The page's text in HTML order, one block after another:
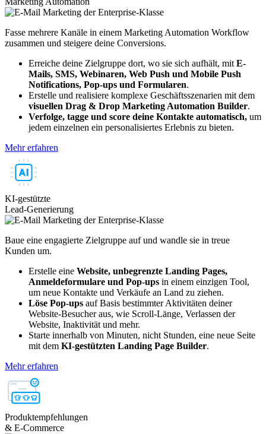
Fasse mehrere Kanäle in einem Marketing Automation Workflow
zusammen und steigere deine Conversions.
Erreiche deine Zielgruppe dort, wo sie sich aufhält, mit E-
Mails, SMS, Webinaren, Web Push und Mobile Push
Notifications, Pop-ups und Formularen.
Erstelle und realisiere komplexe Geschäftsszenarien mit dem
visuellen Drag & Drop Marketing Automation Builder.
Verfolge, tagge und score deine Kontakte automatisch, um
jedem einzelnen ein personalisiertes Erlebnis zu bieten.
Mehr erfahren
KI-gestützte
Lead-Generierung
Baue eine engagierte Zielgruppe auf und wandle sie in treue
Kunden um.
Erstelle eine Website, unbegrenzte Landing Pages,
Anmeldeformulare und Pop-ups in einem einzigen Tool,
um neue Kontakte und Verkäufe an Land zu ziehen.
Löse Pop-ups auf Basis bestimmter Aktivitäten deiner
Website-Besucher aus, wie Scroll-Länge, Verlassen der
Website, Inaktivität und mehr.
Starte innerhalb von Minuten, nicht Stunden, eine neue Seite
mit dem KI-gestützten Landing Page Builder.
Mehr erfahren
Produktempfehlungen
& E-Commerce